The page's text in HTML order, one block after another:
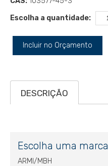
Escolha a quantidade:
Incluir no Orçamento
DESCRIÇÃO
Escolha uma marca
ARMI/MBH